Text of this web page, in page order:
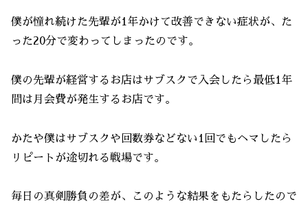
僕が憧れ続けた先輩が1年かけて改善できない症状が、た
った20分で変わってしまったのです。
僕の先輩が経営するお店はサブスクで入会したら最低1年
間は月会費が発生するお店です。
かたや僕はサブスクや回数券などない1回でもヘマしたら
リピートが途切れる戦場です。
毎日の真剣勝負の差が、このような結果をもたらしたので